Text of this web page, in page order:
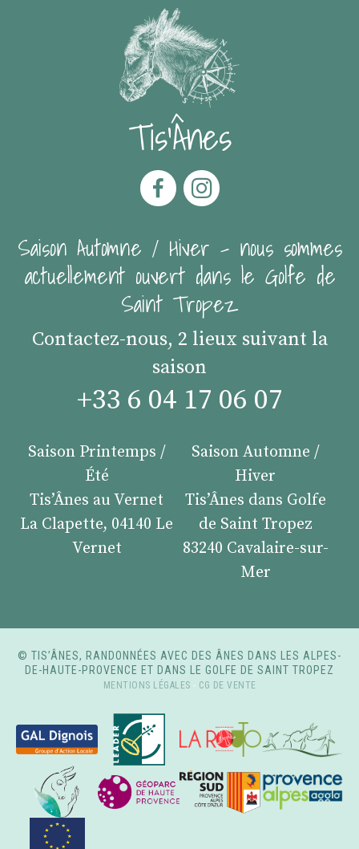
Tis'Ânes
Saison Automne / Hiver - nous sommes
actuellement ouvert dans le Golfe de
Saint Tropez
Contactez-nous, 2 lieux suivant la
saison
+33 6 04 17 06 07
Saison Printemps /
Été
Tis’Ânes au Vernet
La Clapette, 04140 Le
Vernet
Saison Automne /
Hiver
Tis’Ânes dans Golfe
de Saint Tropez
83240 Cavalaire-sur-
Mer
© TIS’ÂNES, RANDONNÉES AVEC DES ÂNES DANS LES ALPES-
DE-HAUTE-PROVENCE ET DANS LE GOLFE DE SAINT TROPEZ
MENTIONS LÉGALES - CG DE VENTE